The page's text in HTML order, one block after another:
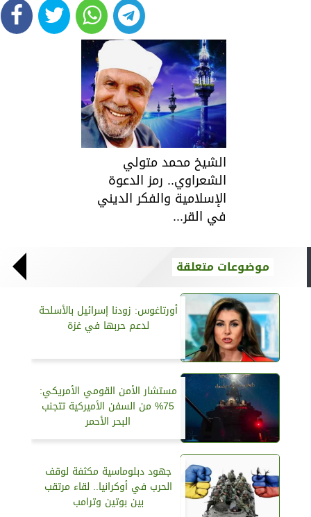
الشيخ محمد متولي
الشعراوي.. رمز الدعوة
الإسلامية والفكر الديني
في القر...
موضوعات متعلقة
أورتاغوس: زودنا إسرائيل بالأسلحة
لدعم حربها في غزة
مستشار الأمن القومي الأمريكي:
75% من السفن الأميركية تتجنب
البحر الأحمر
جهود دبلوماسية مكثفة لوقف
الحرب في أوكرانيا.. لقاء مرتقب
بين بوتين وترامب